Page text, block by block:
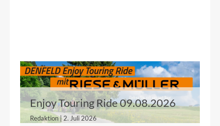
Enjoy Touring Ride 09.08.2026
Redaktion | 2. Juli 2026